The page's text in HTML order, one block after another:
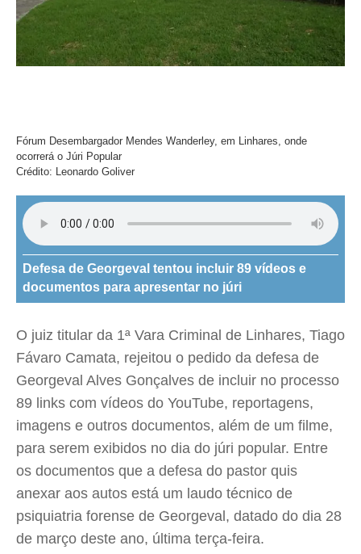
Fórum Desembargador Mendes Wanderley, em Linhares, onde
ocorrerá o Júri Popular
Crédito: Leonardo Goliver
Defesa de Georgeval tentou incluir 89 vídeos e
documentos para apresentar no júri
O juiz titular da 1ª Vara Criminal de Linhares, Tiago
Fávaro Camata, rejeitou o pedido da defesa de
Georgeval Alves Gonçalves de incluir no processo
89 links com vídeos do YouTube, reportagens,
imagens e outros documentos, além de um filme,
para serem exibidos no dia do júri popular. Entre
os documentos que a defesa do pastor quis
anexar aos autos está um laudo técnico de
psiquiatria forense de Georgeval, datado do dia 28
de março deste ano, última terça-feira.